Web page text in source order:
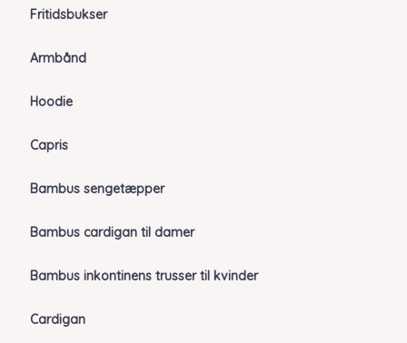
Fritidsbukser
Armbånd
Hoodie
Capris
Bambus sengetæpper
Bambus cardigan til damer
Bambus inkontinens trusser til kvinder
Cardigan